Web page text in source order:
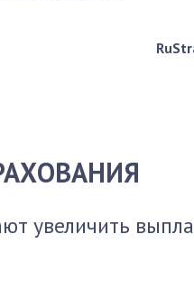
увеличить